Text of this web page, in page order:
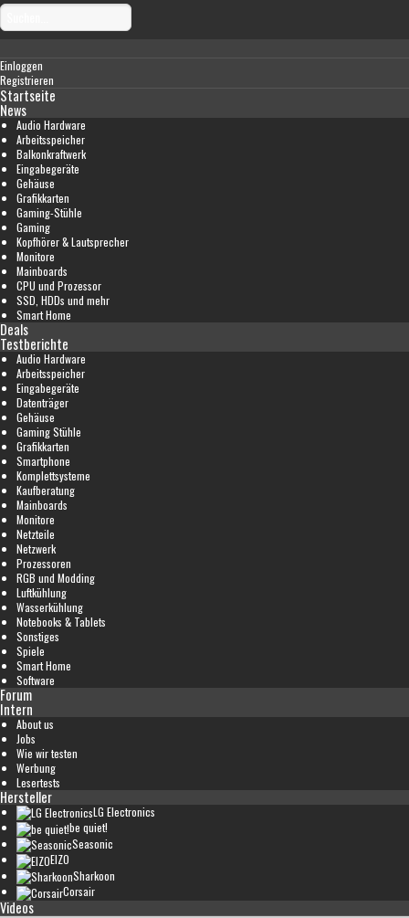
Einloggen
Registrieren
Startseite
News
Audio Hardware
Arbeitsspeicher
Balkonkraftwerk
Eingabegeräte
Gehäuse
Grafikkarten
Gaming-Stühle
Gaming
Kopfhörer & Lautsprecher
Monitore
Mainboards
CPU und Prozessor
SSD, HDDs und mehr
Smart Home
Deals
Testberichte
Audio Hardware
Arbeitsspeicher
Eingabegeräte
Datenträger
Gehäuse
Gaming Stühle
Grafikkarten
Smartphone
Komplettsysteme
Kaufberatung
Mainboards
Monitore
Netzteile
Netzwerk
Prozessoren
RGB und Modding
Luftkühlung
Wasserkühlung
Notebooks & Tablets
Sonstiges
Spiele
Smart Home
Software
Forum
Intern
About us
Jobs
Wie wir testen
Werbung
Lesertests
Hersteller
LG Electronics
be quiet!
Seasonic
EIZO
Sharkoon
Corsair
Videos